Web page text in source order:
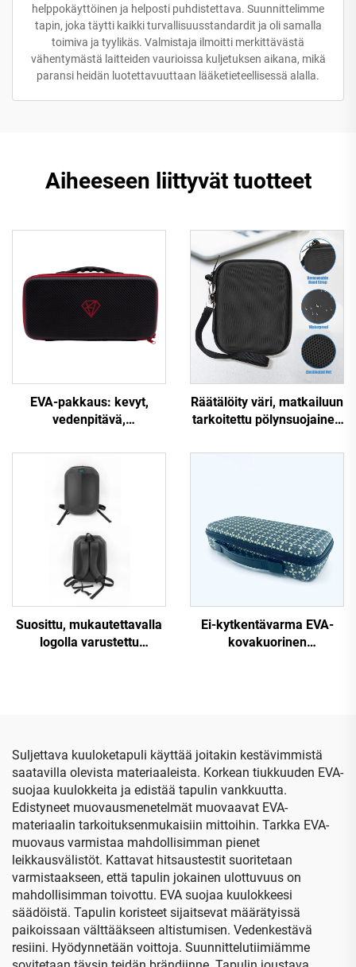
helppokäyttöinen ja helposti puhdistettava. Suunnittelimme
tapin, joka täytti kaikki turvallisuusstandardit ja oli samalla
toimiva ja tyylikäs. Valmistaja ilmoitti merkittävästä
vähentymästä laitteiden vaurioissa kuljetuksen aikana, mikä
paransi heidän luotettavuuttaan lääketieteellisessä alalla.
Aiheeseen liittyvät tuotteet
EVA-pakkaus: kevyt,
vedenpitävä,
mukautettava sähköisen
kosketinsoittimen
maanjäristyksenvastainen,
kestävä, musta;
käytettävissä
leiriytymiseen ja
matkailuun.
Räätälöity väri, matkailuun
tarkoitettu pölynsuojainen
kuljetuslaatikko
kosmetiikkapussit ja -
koteloit sekä räätälöity
logo
Suosittu, mukautettavalla
logolla varustettu
Ei-kytkentävarma EVA-
kovakuorinen
Suljettava kuuloketapuli käyttää joitakin kestävimmistä
saatavilla olevista materiaaleista. Korkean tiukkuuden EVA-
suojaa kuulokkeita ja edistää tapulin vankkuutta.
Edistyneet muovausmenetelmät muovaavat EVA-
materiaalin tarkoituksenmukaisiin mittoihin. Tarkka EVA-
muovaus varmistaa mahdollisimman pienet
leikkausvälistöt. Kattavat hitsaustestit suoritetaan
varmistaakseen, että tapulin jokainen ulottuvuus on
mahdollisimman toivottu. EVA suojaa kuulokkeesi
säädöistä. Tapulin koristeet sijaitsevat määrätyissä
paikoissaan välttääkseen altistumisen. Vedenkestävä
resiini. Hyödynnetään voittoja. Suunnittelutiimiämme